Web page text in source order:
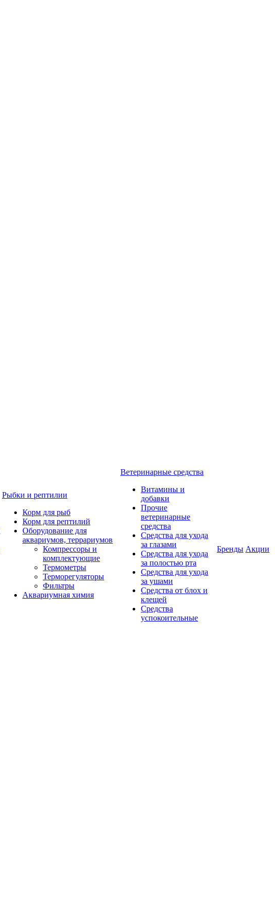
Рыбки и рептилии
Корм для рыб
Корм для рептилий
Оборудование для
аквариумов, террариумов
Компрессоры и
комплектующие
Термометры
Терморегуляторы
Фильтры
Аквариумная химия
Ветеринарные средства
Витамины и
добавки
Прочие
ветеринарные
средства
Средства для ухода
за глазами
Средства для ухода
за полостью рта
Средства для ухода
за ушами
Средства от блох и
клещей
Средства
успокоительные
Бренды Акции